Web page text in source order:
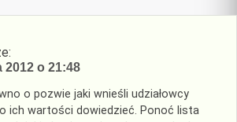
2012 o 21:48
o pozwie jaki wnieśli udziałowcy
ich wartości dowiedzieć. Ponoć lista